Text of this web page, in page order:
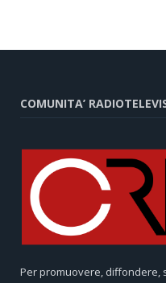
COMUNITA’
Per promuovere, diffondere,